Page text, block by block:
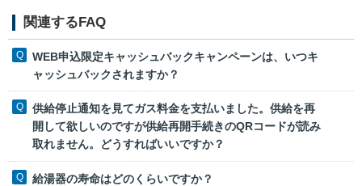
関連するFAQ
WEB申込限定キャッシュバックキャンペーンは、いつキ
ャッシュバックされますか？
供給停止通知を見てガス料金を支払いました。供給を再
開して欲しいのですが供給再開手続きのQRコードが読み
取れません。どうすればいいですか？
給湯器の寿命はどのくらいですか？